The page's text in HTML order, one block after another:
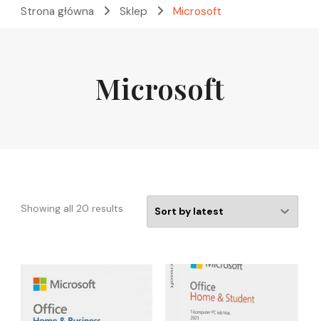
Strona główna Sklep Microsoft
Microsoft
Showing all 20 results